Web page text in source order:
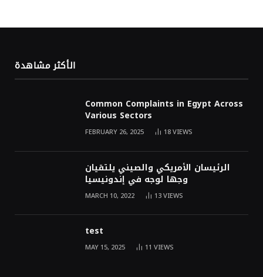
الأكثر مشاهدة
Common Complaints in Egypt Across
Various Sectors
FEBRUARY 26, 2025 18VIEWS
الرئيسان الأمريكي والصيني يلتقيان
وجها لوجه في إندونيسيا
MARCH 10, 2022 13VIEWS
test
MAY 15, 2025 11 VIEWS